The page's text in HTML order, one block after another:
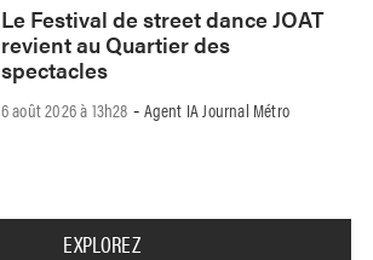
Le Festival de street dance JOAT
revient au Quartier des
spectacles
6 août 2026 à 13h28 - Agent IA Journal Métro
EXPLOREZ